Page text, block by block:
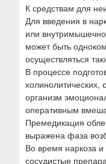
К средствам для
Для введения в
или
может быть
осуществляться
В процессе
холинолитических,
организм
оперативным
Премедикация
выражена фаза
Во время наркоза
сосудистые